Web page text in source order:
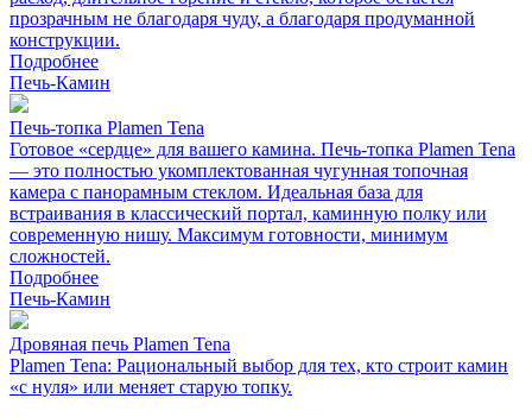
прозрачным не благодаря чуду, а благодаря продуманной
конструкции.
Подробнее
Печь-Камин
Печь-топка Plamen Tena
Готовое «сердце» для вашего камина. Печь-топка Plamen Tena
— это полностью укомплектованная чугунная топочная
камера с панорамным стеклом. Идеальная база для
встраивания в классический портал, каминную полку или
современную нишу. Максимум готовности, минимум
сложностей.
Подробнее
Печь-Камин
Дровяная печь Plamen Tena
Plamen Tena: Рациональный выбор для тех, кто строит камин
«с нуля» или меняет старую топку.